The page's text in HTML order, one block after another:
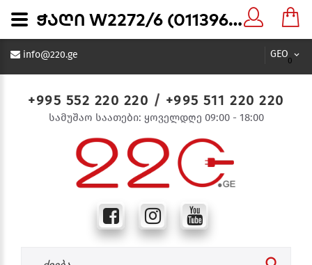
GEO
0
info@220.ge
+995 552 220 220 / +995 511 220 220
სამუშაო საათები: ყოველდღე 09:00 - 18:00
ჭაღი W2272/6 (011396) - 220.ge